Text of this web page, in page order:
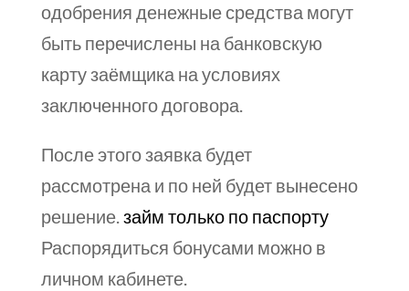
одобрения денежные средства могут
быть перечислены на банковскую
карту заёмщика на условиях
заключенного договора.
После этого заявка будет
рассмотрена и по ней будет вынесено
решение.займ только по паспорту
Распорядиться бонусами можно в
личном кабинете.